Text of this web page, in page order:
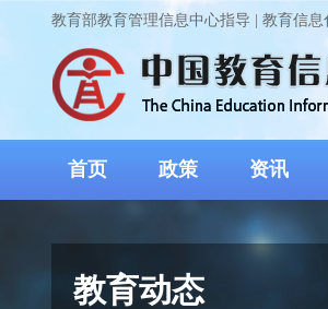
教育部教育管理信息中心指导 | 教育信
首页 政策 资讯
教育动态